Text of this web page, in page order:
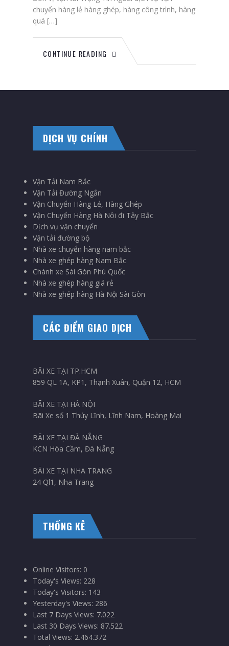
chuyển hàng lẻ hàng ghép, hàng công trình, hàng
quá […]
CONTINUE READING
DỊCH VỤ CHÍNH
Vận Tải Nam Bắc
Vận Tải Đường Ngắn
Vận Chuyển Hàng Lẻ, Hàng Ghép
Vận Chuyển Hàng Hà Nôi đi Tây Bắc
Dịch vụ vận chuyển
Vận tải đường bộ
Nhà xe chuyển hàng nam bắc
Nhà xe ghép hàng Nam Bắc
Chành xe Sài Gòn Phú Quốc
Nhà xe ghép hàng giá rẻ
Nhà xe ghép hàng Hà Nội Sài Gòn
CÁC ĐIỂM GIAO DỊCH
BÃI XE TẠI TP.HCM
859 QL 1A, KP1, Thạnh Xuân, Quận 12, HCM
BÃI XE TẠI HÀ NỘI
Bãi Xe số 1 Thúy Lĩnh, Lĩnh Nam, Hoàng Mai
BÃI XE TẠI ĐÀ NẴNG
KCN Hòa Cầm, Đà Nẵng
BÃI XE TẠI NHA TRANG
24 Ql1, Nha Trang
THỐNG KÊ
Online Visitors: 0
Today's Views: 228
Today's Visitors: 143
Yesterday's Views: 286
Last 7 Days Views: 7.022
Last 30 Days Views: 87.522
Total Views: 2.464.372